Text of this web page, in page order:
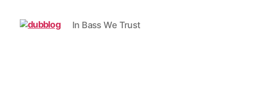
In Bass We Trust